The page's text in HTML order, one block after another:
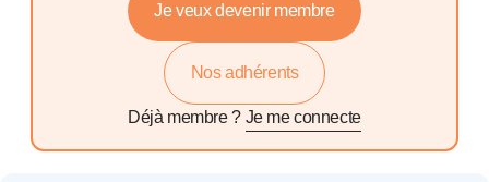
Je veux devenir membre
Nos adhérents
Déjà membre ? Je me connecte